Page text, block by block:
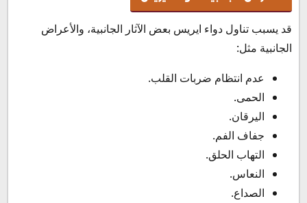
قد يسبب تناول دواء ايريس بعض الآثار الجانبية، والأعراض
الجانبية مثل:
عدم انتظام ضربات القلب.
الحمى.
اليرقان.
جفاف الفم.
التهاب الحلق.
النعاس.
الصداع.